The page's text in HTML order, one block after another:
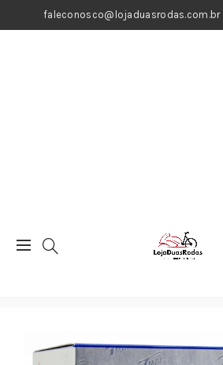
faleconosco@lojaduasrodas.com.br|